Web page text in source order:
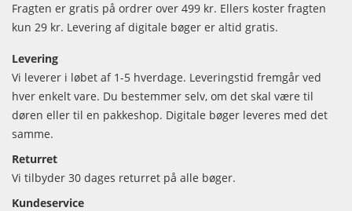
Fragten er gratis på ordrer over 499 kr. Ellers koster fragten
kun 29 kr. Levering af digitale bøger er altid gratis.
Levering
Vi leverer i løbet af 1-5 hverdage. Leveringstid fremgår ved
hver enkelt vare. Du bestemmer selv, om det skal være til
døren eller til en pakkeshop. Digitale bøger leveres med det
samme.
Returret
Vi tilbyder 30 dages returret på alle bøger.
Kundeservice